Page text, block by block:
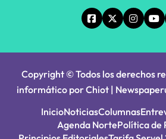
Copyright © Todos los derechos
informático por Chiot |
InicioNoticiasColumnas
Agenda NortePolítica de